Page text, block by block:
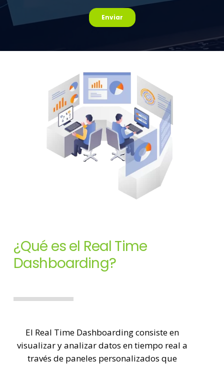
¿Qué es el Real Time
Dashboarding?
El Real Time Dashboarding consiste en
visualizar y analizar datos en tiempo real a
través de paneles personalizados que